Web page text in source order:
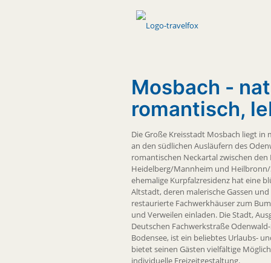
Mosbach -
romantisch,
Die Große Kreisstadt Mosbach liegt in
an den südlichen Ausläufern des
romantischen Neckartal zwischen den
Heidelberg/Mannheim und
ehemalige Kurpfalzresidenz hat eine
Altstadt, deren malerische Gassen
restaurierte Fachwerkhäuser zum
und Verweilen einladen. Die Stadt,
Deutschen Fachwerkstraße
Bodensee, ist ein beliebtes Urlaubs-
bietet seinen Gästen vielfältige
individuelle Freizeitgestaltung.